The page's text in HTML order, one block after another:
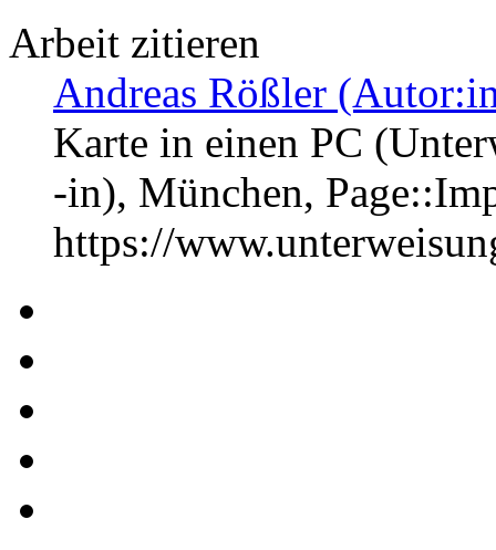
Arbeit zitieren
Andreas Rößler
Karte in einen PC
-in), München,
https://